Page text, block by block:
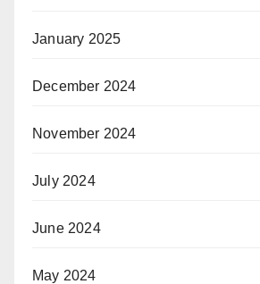
January 2025
December 2024
November 2024
July 2024
June 2024
May 2024